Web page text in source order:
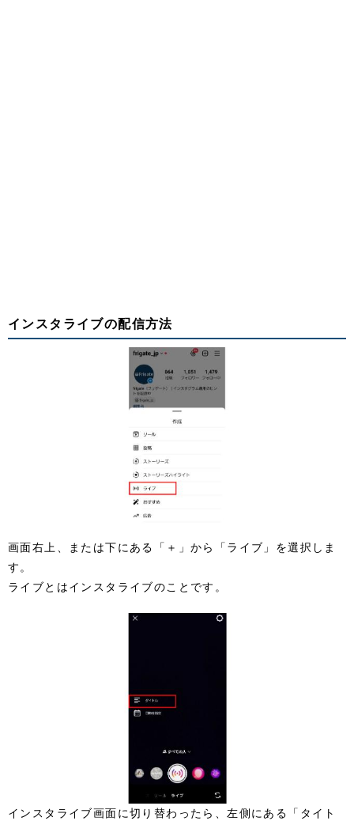
インスタライブの配信方法
画面右上、または下にある「＋」から「ライブ」を選択しま
す。
ライブとはインスタライブのことです。
インスタライブ画面に切り替わったら、左側にある「タイト